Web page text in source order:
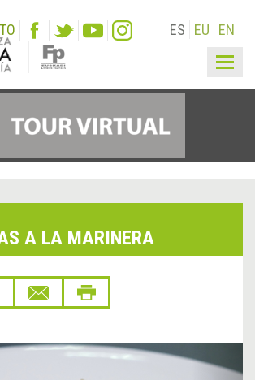
ES EU EN
A LA MARINERA